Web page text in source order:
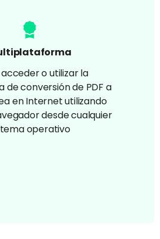
acceder o utilizar la
de conversión de PDF a
en Internet utilizando
desde cualquier
operativo